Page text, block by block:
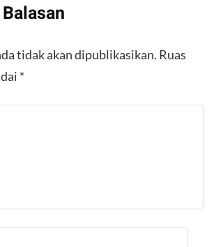
tidak akan dipublikasikan. Ruas
*